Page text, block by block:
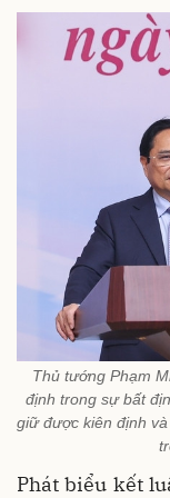
Thủ tướng Phạm
định trong sự bất
giữ được kiên định
Phát biểu kết